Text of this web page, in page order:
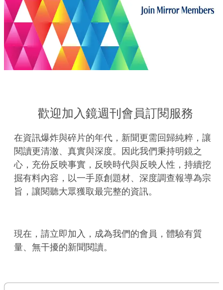
歡迎加入鏡週刊會員訂閱服務
在資訊爆炸與碎片的年代，新聞更需回歸純粹，讓
閱讀更清澈、真實與深度。因此我們秉持明鏡之
心，充份反映事實，反映時代與反映人性，持續挖
掘有料內容，以一手原創題材、深度調查報導為宗
旨，讓閱聽大眾獲取最完整的資訊。
現在，請立即加入，成為我們的會員，體驗有質
量、無干擾的新聞閱讀。